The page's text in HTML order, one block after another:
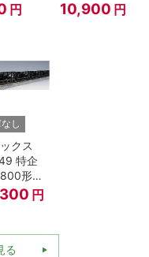
色 1本
円
ゾートしらか
み・青池編
10,900 円
し
クス
特企
形貨
東日本
タイプ 8
円
る